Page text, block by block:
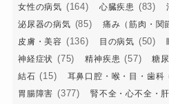
女性の病気 (164) 心臓疾患 (83)
泌尿器の病気 (85) 痛み（筋肉・関
皮膚・美容 (136) 目の病気 (50)
神経症状 (75) 精神疾患 (57) 糖
結石 (15) 耳鼻口腔・喉・目・歯科
胃腸障害 (377) 腎不全・心不全・